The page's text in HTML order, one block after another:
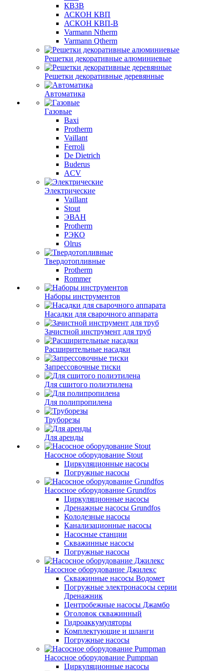
КВЗВ
АСКОН КВП
АСКОН КВП-В
Varmann Ntherm
Varmann Qtherm
Решетки декоративные алюминиевые
Решетки декоративные деревянные
Автоматика
Газовые
Baxi
Protherm
Vaillant
Ferroli
De Dietrich
Buderus
ACV
Электрические
Vaillant
Stout
ЭВАН
Protherm
РЭКО
Olrus
Твердотопливные
Protherm
Rommer
Наборы инструментов
Насадки для сварочного аппарата
Зачистной инструмент для труб
Расширительные насадки
Запрессовочные тиски
Для сшитого полиэтилена
Для полипропилена
Труборезы
Для аренды
Насосное оборудование Stout
Циркуляционные насосы
Погружные насосы
Насосное оборудование Grundfos
Циркуляционные насосы
Дренажные насосы Grundfos
Колодезные насосы
Канализационные насосы
Насосные станции
Скважинные насосы
Погружные насосы
Насосное оборудование Джилекс
Скважинные насосы Водомет
Погружные электронасосы серии
Дренажник
Центробежные насосы Джамбо
Оголовок скважинный
Гидроаккумуляторы
Комплектующие и шланги
Погружные насосы
Насосное оборудование Pumpman
Циркуляционные насосы